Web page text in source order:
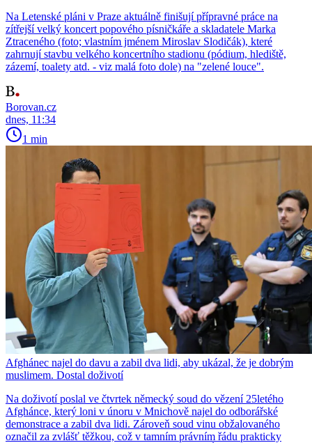
Na Letenské pláni v Praze aktuálně finišují přípravné práce na
zítřejší velký koncert popového písničkáře a skladatele Marka
Ztraceného (foto; vlastním jménem Miroslav Slodičák), které
zahrnují stavbu velkého koncertního stadionu (pódium, hlediště,
zázemí, toalety atd. - viz malá foto dole) na "zelené louce".
Borovan.cz
dnes, 11:34
1 min
Afghánec najel do davu a zabil dva lidi, aby ukázal, že je dobrým
muslimem. Dostal doživotí
Na doživotí poslal ve čtvrtek německý soud do vězení 25letého
Afghánce, který loni v únoru v Mnichově najel do odborářské
demonstrace a zabil dva lidi. Zároveň soud vinu obžalovaného
označil za zvlášť těžkou, což v tamním právním řádu prakticky